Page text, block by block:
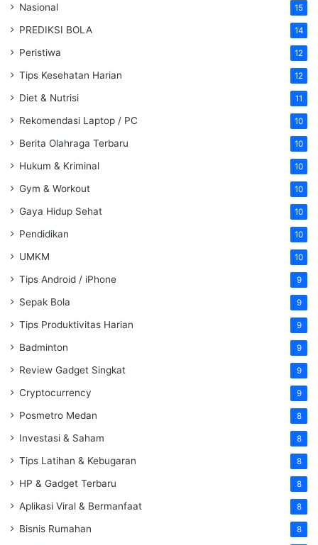
Nasional 15
PREDIKSI BOLA 14
Peristiwa 12
Tips Kesehatan Harian 12
Diet & Nutrisi 11
Rekomendasi Laptop / PC 10
Berita Olahraga Terbaru 10
Hukum & Kriminal 10
Gym & Workout 10
Gaya Hidup Sehat 10
Pendidikan 10
UMKM 10
Tips Android / iPhone 9
Sepak Bola 9
Tips Produktivitas Harian 9
Badminton 9
Review Gadget Singkat 9
Cryptocurrency 9
Posmetro Medan 8
Investasi & Saham 8
Tips Latihan & Kebugaran 8
HP & Gadget Terbaru 8
Aplikasi Viral & Bermanfaat 8
Bisnis Rumahan 8